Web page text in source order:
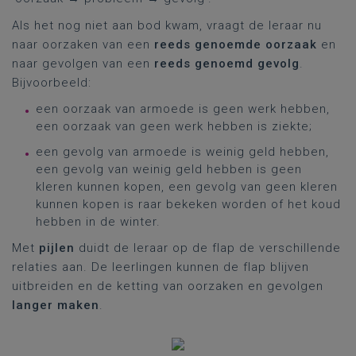
Als het nog niet aan bod kwam, vraagt de leraar nu
naar oorzaken van een reeds genoemde oorzaak en
naar gevolgen van een reeds genoemd gevolg.
Bijvoorbeeld:
een oorzaak van armoede is geen werk hebben,
een oorzaak van geen werk hebben is ziekte;
een gevolg van armoede is weinig geld hebben,
een gevolg van weinig geld hebben is geen
kleren kunnen kopen, een gevolg van geen kleren
kunnen kopen is raar bekeken worden of het koud
hebben in de winter.
Met pijlen duidt de leraar op de flap de verschillende
relaties aan. De leerlingen kunnen de flap blijven
uitbreiden en de ketting van oorzaken en gevolgen
langer maken.